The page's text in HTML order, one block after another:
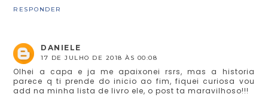
RESPONDER
DANIELE
17 DE JULHO DE 2018 ÀS 00:08
Olhei a capa e ja me apaixonei rsrs, mas a historia
parece q ti prende do inicio ao fim, fiquei curiosa vou
add na minha lista de livro ele, o post ta maravilhoso!!!